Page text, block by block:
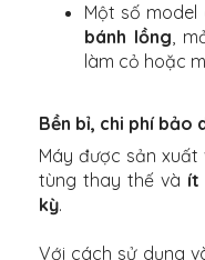
Một số
bánh lồng,
làm cỏ hoặc
Bền bỉ, chi phí bảo
Máy được sản
tùng thay thế và ít
kỳ.
Với cách sử dụng